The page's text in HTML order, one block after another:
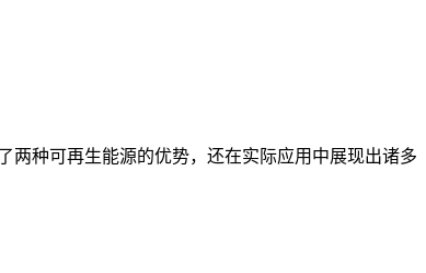
两种可再生能源的优势，还在实际应用中展现出诸多